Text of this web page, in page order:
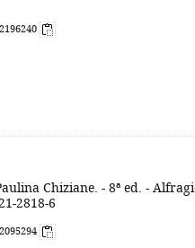
Chiziane. - 8ª ed. -
2818-6